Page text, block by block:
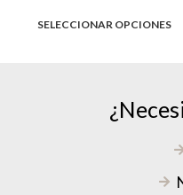
SELECCIONAR OPCIONES